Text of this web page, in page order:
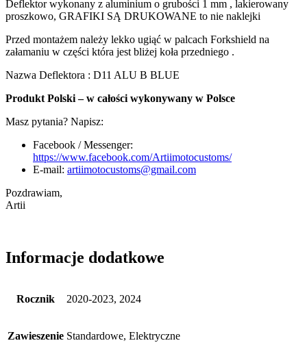
Deflektor wykonany z aluminium o grubości 1 mm , lakierowany
proszkowo, GRAFIKI SĄ DRUKOWANE to nie naklejki
Przed montażem należy lekko ugiąć w palcach Forkshield na
załamaniu w części która jest bliżej koła przedniego .
Nazwa Deflektora : D11 ALU B BLUE
Produkt Polski – w całości wykonywany w Polsce
Masz pytania? Napisz:
Facebook / Messenger:
https://www.facebook.com/Artiimotocustoms/
E-mail: artiimotocustoms@gmail.com
Pozdrawiam,
Artii
Informacje dodatkowe
Rocznik 2020-2023, 2024
Zawieszenie Standardowe, Elektryczne